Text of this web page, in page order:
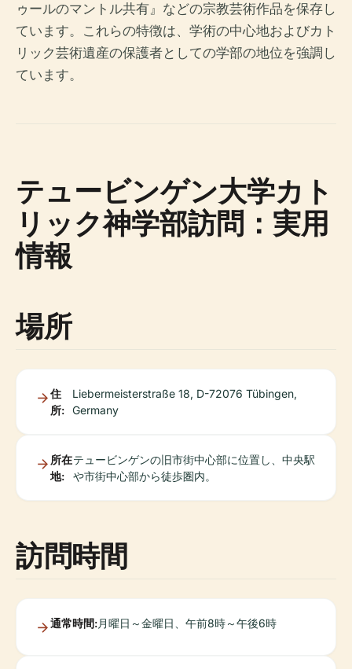
ゥールのマントル共有』などの宗教芸術作品を保存し
ています。これらの特徴は、学術の中心地およびカト
リック芸術遺産の保護者としての学部の地位を強調し
ています。
テュービンゲン大学カト
リック神学部訪問：実用
情報
場所
住
所:
Liebermeisterstraße 18, D-72076 Tübingen,
Germany
所在
地:
テュービンゲンの旧市街中心部に位置し、中央駅
や市街中心部から徒歩圏内。
訪問時間
通常時間:月曜日～金曜日、午前8時～午後6時